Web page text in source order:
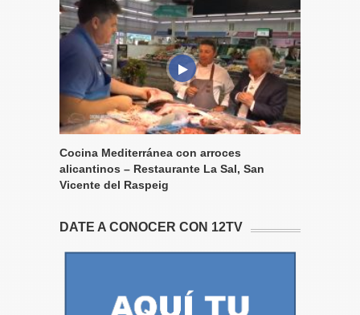
Cocina Mediterránea con arroces
alicantinos – Restaurante La Sal, San
Vicente del Raspeig
DATE A CONOCER CON 12TV